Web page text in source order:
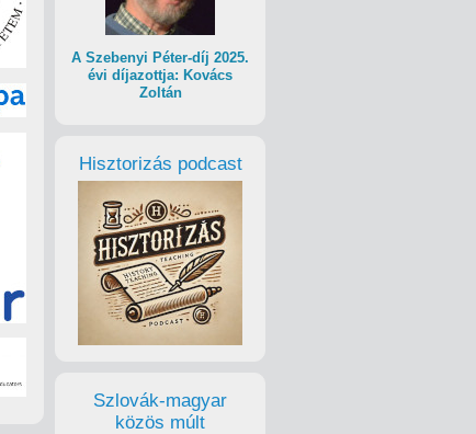
A Szebenyi Péter-díj 2025.
évi díjazottja: Kovács
Zoltán
Hisztorizás podcast
Szlovák-magyar
közös múlt